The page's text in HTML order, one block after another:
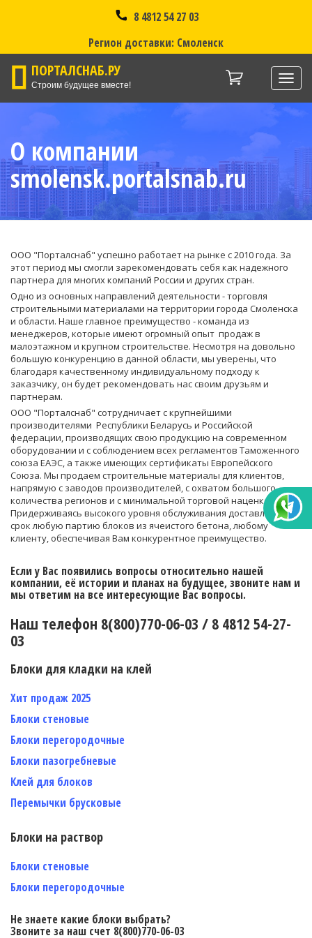
8 4812 54 27 03
Регион доставки: Смоленск
ПОРТАЛСНАБ.РУ
Строим будущее вместе!
О компании
smolensk.portalsnab.ru
ООО "Порталснаб" успешно работает на рынке с 2010 года. За
этот период мы смогли зарекомендовать себя как надежного
партнера для многих компаний России и других стран.
Одно из основных направлений деятельности - торговля
строительными материалами на территории города Смоленска
и области. Наше главное преимущество - команда из
менеджеров, которые имеют огромный опыт продаж в
малоэтажном и крупном строительстве. Несмотря на довольно
большую конкуренцию в данной области, мы уверены, что
благодаря качественному индивидуальному подходу к
заказчику, он будет рекомендовать нас своим друзьям и
партнерам.
ООО "Порталснаб" сотрудничает с крупнейшими
производителями Республики Беларусь и Российской
федерации, производящих свою продукцию на современном
оборудовании и с соблюдением всех регламентов Таможенного
союза ЕАЭС, а также имеющих сертификаты Европейского
Союза. Мы продаем строительные материалы для клиентов,
напрямую с заводов производителей, с охватом большого
количества регионов и с минимальной торговой наценкой.
Придерживаясь высокого уровня обслуживания доставляем в
срок любую партию блоков из ячеистого бетона, любому
клиенту, обеспечивая Вам конкурентное преимущество.
Если у Вас появились вопросы относительно нашей
компании, её истории и планах на будущее, звоните нам и
мы ответим на все интересующие Вас вопросы.
Наш телефон 8(800)770-06-03 / 8 4812 54-27-
03
Блоки для кладки на клей
Хит продаж 2025
Блоки стеновые
Блоки перегородочные
Блоки пазогребневые
Клей для блоков
Перемычки брусковые
Блоки на раствор
Блоки стеновые
Блоки перегородочные
Не знаете какие блоки выбрать?
Звоните за наш счет 8(800)770-06-03